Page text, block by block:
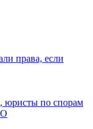
права, если
юристы по спорам